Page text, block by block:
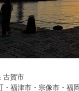
古賀市
・福津市・宗像市・福